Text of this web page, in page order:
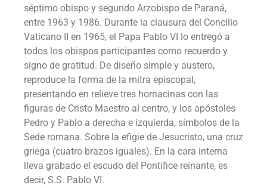
séptimo obispo y segundo Arzobispo de Paraná,
entre 1963 y 1986. Durante la clausura del Concilio
Vaticano II en 1965, el Papa Pablo VI lo entregó a
todos los obispos participantes como recuerdo y
signo de gratitud. De diseño simple y austero,
reproduce la forma de la mitra episcopal,
presentando en relieve tres hornacinas con las
figuras de Cristo Maestro al centro, y los apóstoles
Pedro y Pablo a derecha e izquierda, símbolos de la
Sede romana. Sobre la efigie de Jesucristo, una cruz
griega (cuatro brazos iguales). En la cara interna
lleva grabado el escudo del Pontífice reinante, es
decir, S.S. Pablo VI.